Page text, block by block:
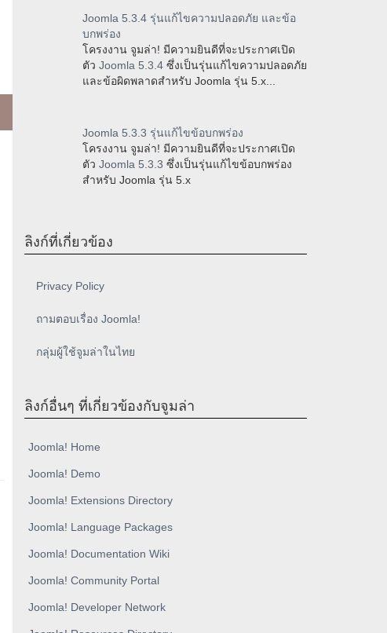
Joomla 5.3.4 รุ่นแก้ไขความปลอดภัย และข้อ
บกพร่อง
โครงงาน จูมล่า! มีความยินดีที่จะประกาศเปิด
ตัว Joomla 5.3.4 ซึ่งเป็นรุ่นแก้ไขความปลอดภัย
และข้อผิดพลาดสำหรับ Joomla รุ่น 5.x...
Joomla 5.3.3 รุ่นแก้ไขข้อบกพร่อง
โครงงาน จูมล่า! มีความยินดีที่จะประกาศเปิด
ตัว Joomla 5.3.3 ซึ่งเป็นรุ่นแก้ไขข้อบกพร่อง
สำหรับ Joomla รุ่น 5.x
ลิงก์ที่เกี่ยวข้อง
Privacy Policy
ถามตอบเรื่อง Joomla!
กลุ่มผู้ใช้จูมล่าในไทย
ลิงก์อื่นๆ ที่เกี่ยวข้องกับจูมล่า
Joomla! Home
Joomla! Demo
Joomla! Extensions Directory
Joomla! Language Packages
Joomla! Documentation Wiki
Joomla! Community Portal
Joomla! Developer Network